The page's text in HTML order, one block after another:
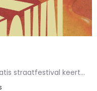
Funky Town in Saint-Gilles: het gratis straatfestival keert terug op 22 augustus 2026.Op zaterdag 22 augustus…